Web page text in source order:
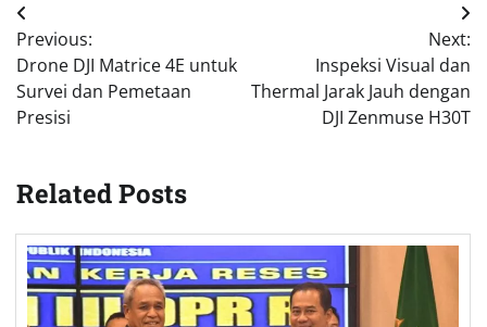
Post
navigation
Previous:
Drone DJI Matrice 4E untuk
Survei dan Pemetaan
Presisi
Next:
Inspeksi Visual dan
Thermal Jarak Jauh dengan
DJI Zenmuse H30T
Related Posts